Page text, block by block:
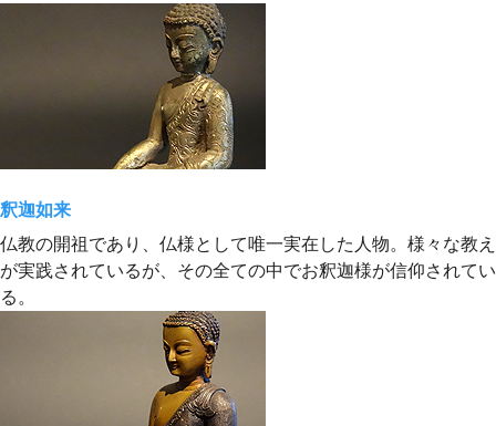
釈迦如来
仏教の開祖であり、仏様として唯一実在した人物。様々な教え
が実践されているが、その全ての中でお釈迦様が信仰されてい
る。